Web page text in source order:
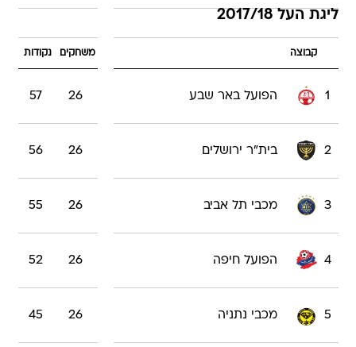
ליגת העל 2017/18
קבוצה משחקים נקודות
1 הפועל באר שבע 26
57
2 בית"ר ירושלים 26
56
3 מכבי תל אביב 26
55
4 הפועל חיפה 26
52
5 מכבי נתניה 26
45